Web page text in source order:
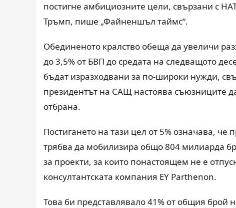
постигне амбициозните цели, свързани с
Тръмп, пише „Файненшъл таймс“.
Обединеното кралство обеща да увеличи
до 3,5% от БВП до средата на следващото
бъдат изразходвани за по-широки нужди,
президентът на САЩ настоява съюзниците
отбрана.
Постигането на тази цел от 5% означава, че
трябва да мобилизира общо 804 милиарда
за проекти, за които понастоящем не е
консултантската компания EY Parthenon.
Това би представлявало 41% от общия брой